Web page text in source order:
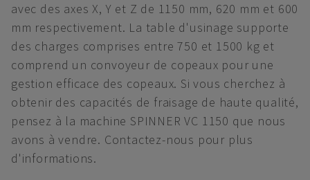
avec des axes X, Y et Z de 1150 mm, 620 mm et 600
mm respectivement. La table d'usinage supporte
des charges comprises entre 750 et 1500 kg et
comprend un convoyeur de copeaux pour une
gestion efficace des copeaux. Si vous cherchez à
obtenir des capacités de fraisage de haute qualité,
pensez à la machine SPINNER VC 1150 que nous
avons à vendre. Contactez-nous pour plus
d'informations.